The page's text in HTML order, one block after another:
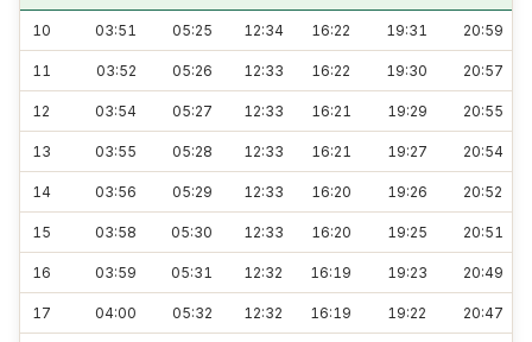
10 03:51 05:25 12:34 16:22 19:31 20:59
11 03:52 05:26 12:33 16:22 19:30 20:57
12 03:54 05:27 12:33 16:21 19:29 20:55
13 03:55 05:28 12:33 16:21 19:27 20:54
14 03:56 05:29 12:33 16:20 19:26 20:52
15 03:58 05:30 12:33 16:20 19:25 20:51
16 03:59 05:31 12:32 16:19 19:23 20:49
17 04:00 05:32 12:32 16:19 19:22 20:47